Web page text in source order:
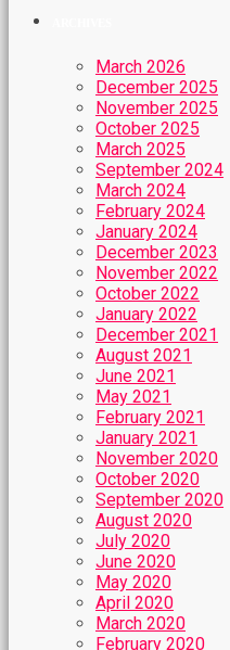
March 2026
December 2025
November 2025
October 2025
March 2025
September 2024
March 2024
February 2024
January 2024
December 2023
November 2022
October 2022
January 2022
December 2021
August 2021
June 2021
May 2021
February 2021
January 2021
November 2020
October 2020
September 2020
August 2020
July 2020
June 2020
May 2020
April 2020
March 2020
February 2020